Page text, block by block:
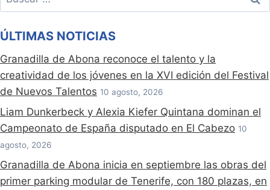
ÚLTIMAS NOTICIAS
Granadilla de Abona reconoce el talento y la
creatividad de los jóvenes en la XVI edición del Festival
de Nuevos Talentos 10 agosto, 2026
Liam Dunkerbeck y Alexia Kiefer Quintana dominan el
Campeonato de España disputado en El Cabezo 10
agosto, 2026
Granadilla de Abona inicia en septiembre las obras del
primer parking modular de Tenerife, con 180 plazas, en